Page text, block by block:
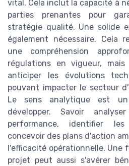
vital. Cela inclut la capacité à
parties prenantes pour
stratégie qualité. Une solide
également nécessaire. Cela
une compréhension
régulations en vigueur,
anticiper les évolutions
pouvant impacter le secteur
Le sens analytique est
développer. Savoir
performance, identifier
concevoir des plans d'action
l'efficacité opérationnelle.
projet peut aussi s'avérer